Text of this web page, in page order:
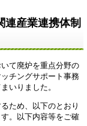
連産業連携体制
て廃炉を重点分野の
チングサポート事務
いりました。
ため、以下のとおり
。以下内容等をご確